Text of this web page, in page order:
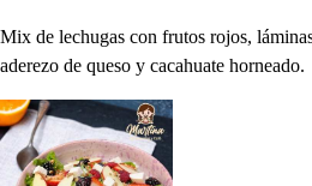
Mix de lechugas con frutos rojos,
aderezo de queso y cacahuate horneado.